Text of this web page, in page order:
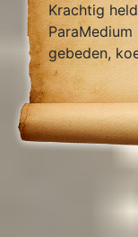
Krachtig
gebeden,
fotoreading,
toekomst
gidscontact.